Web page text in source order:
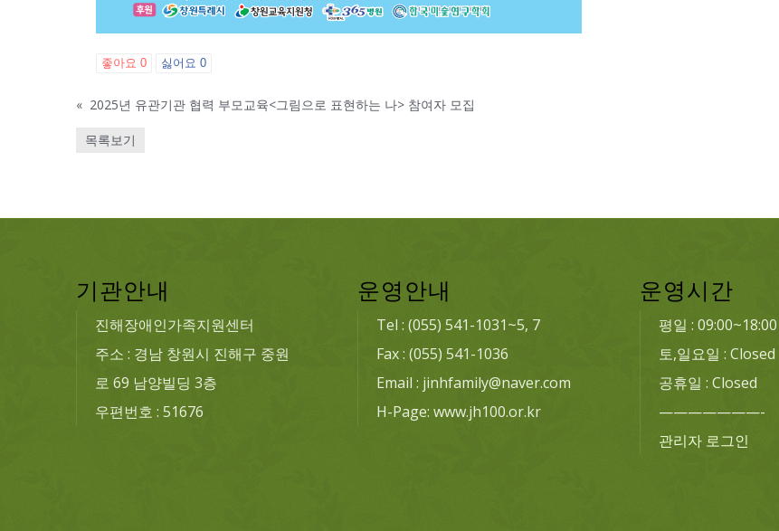
좋아요 0 싫어요 0
« 2025년 유관기관 협력 부모교육<그림으로 표현하는 나> 참여자 모집
목록보기
기관안내
진해장애인가족지원센터
주소 : 경남 창원시 진해구 중원
로 69 남양빌딩 3층
우편번호 : 51676
운영안내
Tel : (055) 541-1031~5, 7
Fax : (055) 541-1036
Email : jinhfamily@naver.com
H-Page: www.jh100.or.kr
운영시간
평일 : 09:00~18:00
토,일요일 : Closed
공휴일 : Closed
———————-
관리자 로그인